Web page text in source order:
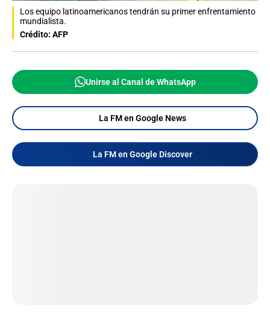
Los equipo latinoamericanos tendrán su primer enfrentamiento
mundialista.
Crédito: AFP
Unirse al Canal de WhatsApp
La FM en Google News
La FM en Google Discover